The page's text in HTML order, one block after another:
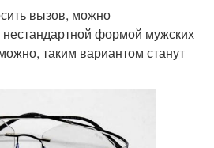
вызов, можно
нестандартной формой мужских
таким вариантом станут